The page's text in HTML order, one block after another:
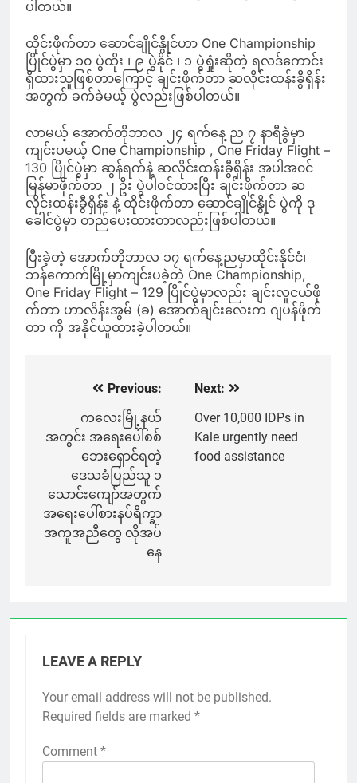
ပါတယ်။
ထိုင်းဖိုက်တာ ဆောင်ချိုင်နွိုင်ဟာ One Championship
ပြိုင်ပွဲမှာ ၁၀ ပွဲထိုး ၊ ၉ ပွဲနိုင် ၊ ၁ ပွဲရှုံးဆိုတဲ့ ရလဒ်ကောင်း
ရှိထားသူဖြစ်တာကြောင့် ချင်းဖိုက်တာ ဆလိုင်းထန်းခွီရှိန်း
အတွက် ခက်ခဲမယ့် ပွဲလည်းဖြစ်ပါတယ်။
လာမယ့် အောက်တိုဘာလ ၂၄ ရက်နေ့ ည ၇ နာရီခွဲမှာ
ကျင်းပမယ့် One Championship , One Friday Flight –
130 ပြိုင်ပွဲမှာ ဆွန်ရက်နဲ့ ဆလိုင်းထန်းခွီရှိန်း အပါအ၀င်
မြန်မာဖိုက်တာ ၂ ဦး ပွဲပါဝင်ထားပြီး ချင်းဖိုက်တာ ဆ
လိုင်းထန်းခွီရှိန်း နဲ့ ထိုင်းဖိုက်တာ ဆောင်ချိုင်နွိုင် ပွဲကို ဒု
ခေါင်ပွဲမှာ တည်ပေးထားတာလည်းဖြစ်ပါတယ်။
ပြီးခဲ့တဲ့ အောက်တိုဘာလ ၁၇ ရက်နေ့ညမှာထိုင်းနိုင်ငံ၊
ဘန်ကောက်မြို့မှာကျင်းပခဲ့တဲ့ One Championship,
One Friday Flight – 129 ပြိုင်ပွဲမှာလည်း ချင်းလူငယ်ဖို
က်တာ ဟာလိန်းအွမ် (ခ) အောက်ချင်းလေးက ဂျပန်ဖိုက်
တာ ကို အနိုင်ယူထားခဲ့ပါတယ်။
navigation
Previous:
ကလေးမြို့နယ်
အတွင်း အရေးပေါ်စစ်
ဘေးရှောင်ရတဲ့
ဒေသခံပြည်သူ ၁
သောင်းကျော်အတွက်
အရေးပေါ်စားနပ်ရိက္ခာ
အကူအညီတွေ လိုအပ်
နေ
Next:
Over 10,000 IDPs in
Kale urgently need
food assistance
LEAVE A REPLY
Your email address will not be published.
Required fields are marked *
Comment *